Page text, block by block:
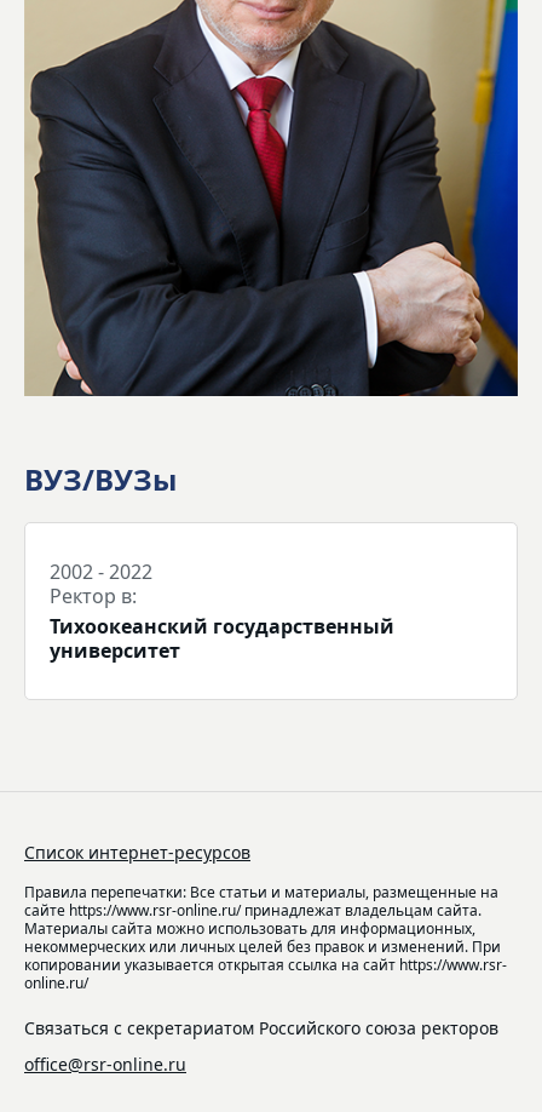
ВУЗ/ВУЗы
2002 - 2022
Ректор в:
Тихоокеанский государственный
университет
Список интернет-ресурсов
Правила перепечатки: Все статьи и материалы, размещенные на
сайте https://www.rsr-online.ru/ принадлежат владельцам сайта.
Материалы сайта можно использовать для информационных,
некоммерческих или личных целей без правок и изменений. При
копировании указывается открытая ссылка на сайт https://www.rsr-
online.ru/
Связаться с секретариатом Российского союза ректоров
office@rsr-online.ru